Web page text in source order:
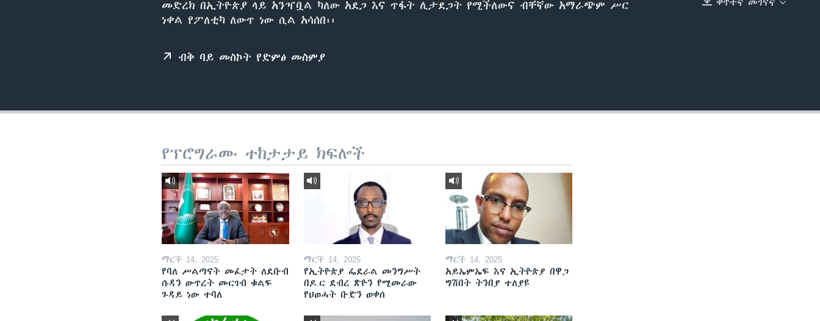
EMBED
መድረክ በኢትዮጵያ ላይ አንዣቧል ካለው አደጋ እና ጥፋት ሊታደጋት የሚችለውና ብቸኛው አማራጭም ሥር
ነቀል የፖለቲካ ለውጥ ነው ሲል አሳሰበ፡፡
ብቅ ባይ መስኮት የድምፅ መስምያ
የፕሮግራሙ ተከታታይ ክፍሎች
ማርች 14, 2025
የባለ ሥልጣናት መፈታት ለደቡብ
ሱዳን ውጥረት መርገብ ቁልፍ
ጉዳይ ነው ተባለ
ማርች 14, 2025
የኢትዮጵያ ፌደራል መንግሥት
በዶ.ር ደብረ ጽዮን የሚመራው
የህወሓት ቡድን ወቀሰ
ማርች 14, 2025
አይኤምኤፍ እና ኢትዮጵያ በዋጋ
ግሽበት ትንበያ ተለያዩ